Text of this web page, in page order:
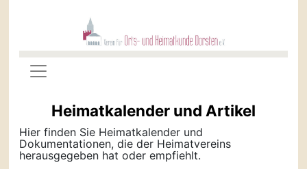
Heimatkalender und Artikel
Hier finden Sie Heimatkalender und
Dokumentationen, die der Heimatvereins
herausgegeben hat oder empfiehlt.